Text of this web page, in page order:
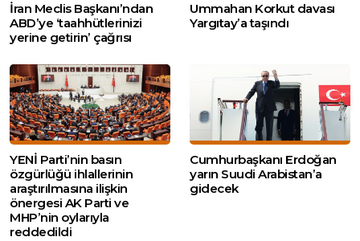
İran Meclis Başkanı’ndan
ABD’ye ‘taahhütlerinizi
yerine getirin’ çağrısı
Ummahan Korkut davası
Yargıtay’a taşındı
YENİ Parti’nin basın
özgürlüğü ihlallerinin
araştırılmasına ilişkin
önergesi AK Parti ve
MHP’nin oylarıyla
reddedildi
Cumhurbaşkanı Erdoğan
yarın Suudi Arabistan’a
gidecek